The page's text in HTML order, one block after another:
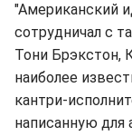
"Американский
сотрудничал с
Тони Брэкстон,
наиболее
кантри-
написанную для